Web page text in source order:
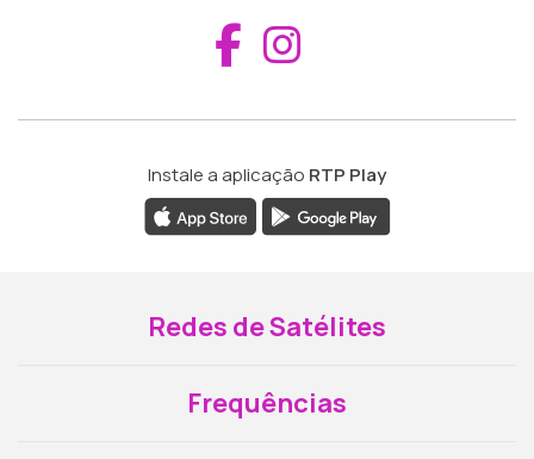
Aceder ao
Instale a aplicação RTP Play
Redes de Satélites
Frequências